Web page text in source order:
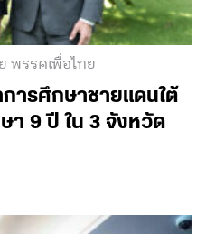
พรรคเพื่อไทย
ารศึกษาชายแดนใต้
า 9 ปี ใน 3 จังหวัด